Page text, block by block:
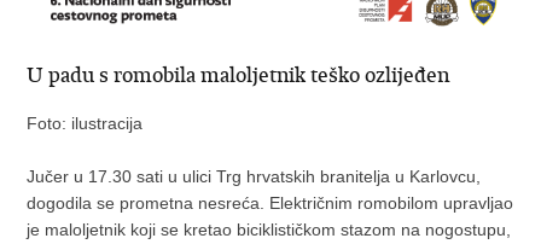
U padu s romobila maloljetnik teško ozlijeđen
Foto: ilustracija
Jučer u 17.30 sati u ulici Trg hrvatskih branitelja u Karlovcu,
dogodila se prometna nesreća. Električnim romobilom upravljao
je maloljetnik koji se kretao biciklističkom stazom na nogostupu,